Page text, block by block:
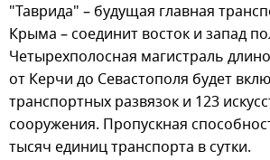
"Таврида" – будущая главная
Крыма – соединит восток и запад
Четырехполосная магистраль
от Керчи до Севастополя будет
транспортных развязок и 123
сооружения. Пропускная
тысяч единиц транспорта в сутки.